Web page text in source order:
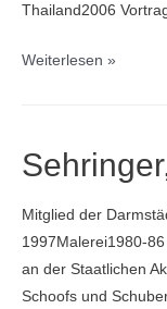
Thailand2006
Stybor,
Weiterlesen »
Mitglied der
1997Malerei1980-
an der Staatlichen
Schoofs und